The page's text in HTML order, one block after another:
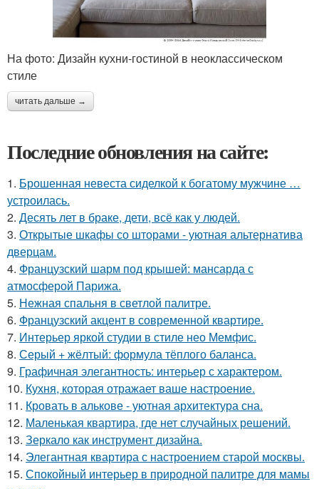
На фото: Дизайн кухни-гостиной в неоклассическом
стиле
читать дальше →
Последние обновления на сайте:
1. Брошенная невеста сиделкой к богатому мужчине …
устроилась.
2. Десять лет в браке, дети, всё как у людей.
3. Открытые шкафы со шторами - уютная альтернатива
дверцам.
4. Французский шарм под крышей: мансарда с
атмосферой Парижа.
5. Нежная спальня в светлой палитре.
6. Французский акцент в современной квартире.
7. Интерьер яркой студии в стиле нео Мемфис.
8. Серый + жёлтый: формула тёплого баланса.
9. Графичная элегантность: интерьер с характером.
10. Кухня, которая отражает ваше настроение.
11. Кровать в алькове - уютная архитектура сна.
12. Маленькая квартира, где нет случайных решений.
13. Зеркало как инструмент дизайна.
14. Элегантная квартира с настроением старой москвы.
15. Спокойный интерьер в природной палитре для мамы